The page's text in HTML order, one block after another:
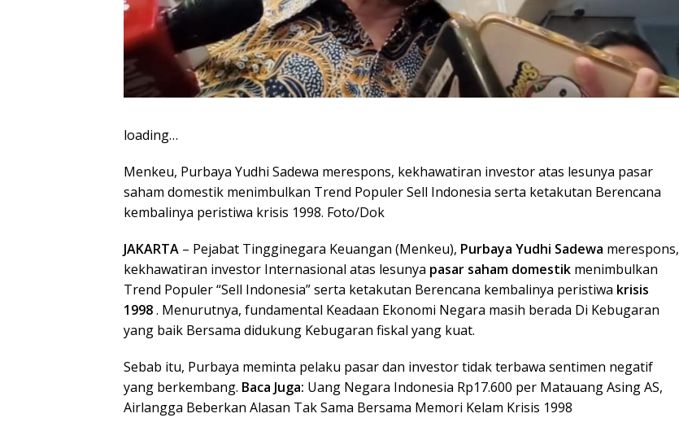
loading…
Menkeu, Purbaya Yudhi Sadewa merespons, kekhawatiran investor atas lesunya pasar
saham domestik menimbulkan Trend Populer Sell Indonesia serta ketakutan Berencana
kembalinya peristiwa krisis 1998. Foto/Dok
JAKARTA – Pejabat Tingginegara Keuangan (Menkeu), Purbaya Yudhi Sadewa merespons,
kekhawatiran investor Internasional atas lesunya pasar saham domestik menimbulkan
Trend Populer “Sell Indonesia” serta ketakutan Berencana kembalinya peristiwa krisis
1998. Menurutnya, fundamental Keadaan Ekonomi Negara masih berada Di Kebugaran
yang baik Bersama didukung Kebugaran fiskal yang kuat.
Sebab itu, Purbaya meminta pelaku pasar dan investor tidak terbawa sentimen negatif
yang berkembang. Baca Juga: Uang Negara Indonesia Rp17.600 per Matauang Asing AS,
Airlangga Beberkan Alasan Tak Sama Bersama Memori Kelam Krisis 1998